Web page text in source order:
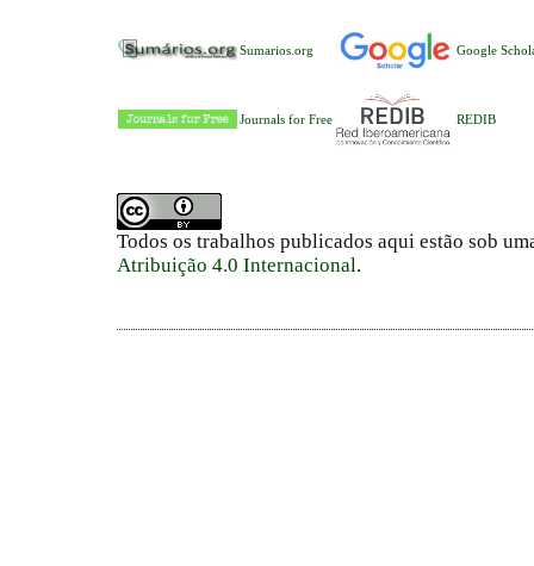
Sumarios.org Google
Journals for Free REDIB
Todos os trabalhos publicados aqui estão sob
Atribuição 4.0 Internacional.